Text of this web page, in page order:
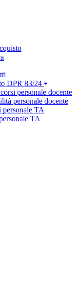
DPR 83/24
personale docente
personale docente
personale TA
TA